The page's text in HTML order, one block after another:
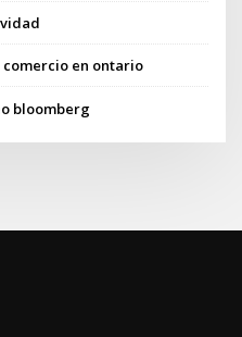
comercio en ontario
bloomberg